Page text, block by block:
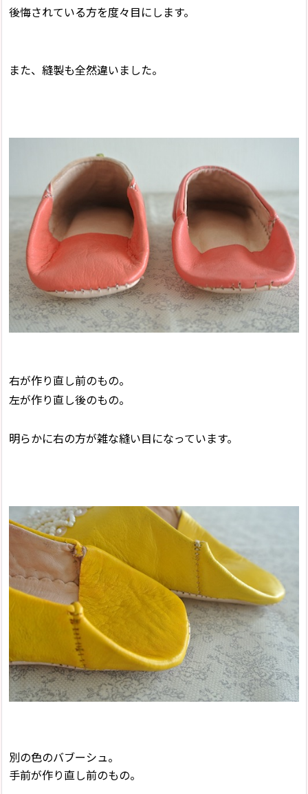
後悔されている方を度々目にします。
また、縫製も全然違いました。
右が作り直し前のもの。
左が作り直し後のもの。
明らかに右の方が雑な縫い目になっています。
別の色のバブーシュ。
手前が作り直し前のもの。